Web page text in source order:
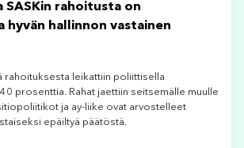
SASKin rahoitusta on
hyvän hallinnon vastainen
rahoituksesta leikattiin poliittisella
prosenttia. Rahat jaettiin seitsemälle muulle
ja ay-liike ovat arvostelleet
epäiltyä päätöstä.